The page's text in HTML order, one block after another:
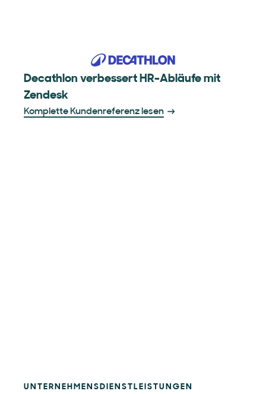
Decathlon verbessert HR-Abläufe mit
Zendesk
Komplette Kundenreferenz lesen
UNTERNEHMENSDIENSTLEISTUNGEN